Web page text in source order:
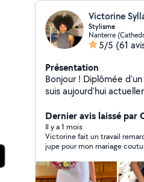
Victorine
Stylisme
Nanterre
5/5 (61
Présentation
Bonjour ! Diplômée
suis aujourd'hui
sert de mes
service !
Dernier avis laissé par
Il y a 1 mois
Victorine fait un travail
jupe pour mon mariage
réalisé très rapidement
rapide elle est très